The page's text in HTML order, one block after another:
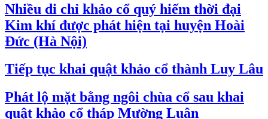
Nhiều di chỉ khảo cổ quý hiếm thời đại
Kim khí được phát hiện tại huyện Hoài
Đức (Hà Nội)
Tiếp tục khai quật khảo cổ thành Luy Lâu
Phát lộ mặt bằng ngôi chùa cổ sau khai
quật khảo cổ tháp Mường Luân